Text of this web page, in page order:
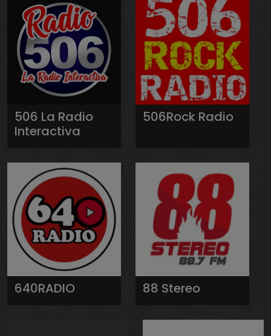
506 La Radio
Interactiva
506Rock Radio
640RADIO 88 Stereo